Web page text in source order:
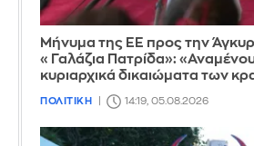
Μήνυμα της ΕΕ προς την
«Γαλάζια Πατρίδα»:
κυριαρχικά δικαιώματα των
ΠΟΛΙΤΙΚΗ 14:19, 05.08.2026